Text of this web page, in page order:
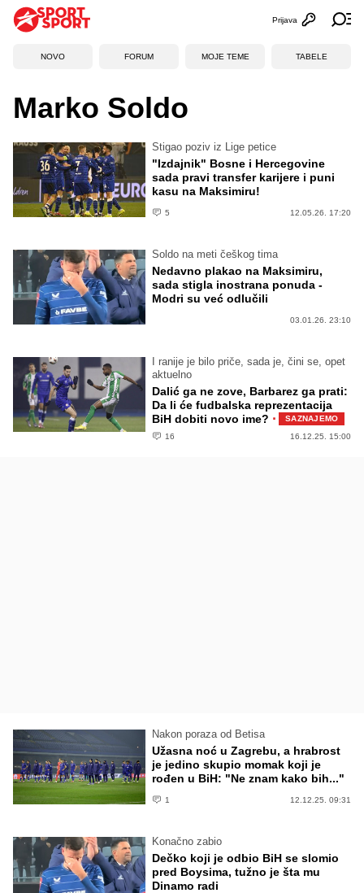
Otvori
Prijava
NOVO FORUM MOJE TEME TABELE
Marko Soldo
Stigao poziv iz Lige petice
"Izdajnik" Bosne i Hercegovine
sada pravi transfer karijere i puni
kasu na Maksimiru!
5 12.05.26. 17:20
Soldo na meti češkog tima
Nedavno plakao na Maksimiru,
sada stigla inostrana ponuda -
Modri su već odlučili
03.01.26. 23:10
I ranije je bilo priče, sada je, čini se, opet
aktuelno
Dalić ga ne zove, Barbarez ga prati:
Da li će fudbalska reprezentacija
BiH dobiti novo ime? ·
SAZNAJEMO
16
16.12.25. 15:00
Nakon poraza od Betisa
Užasna noć u Zagrebu, a hrabrost
je jedino skupio momak koji je
rođen u BiH: "Ne znam kako bih..."
1 12.12.25. 09:31
Konačno zabio
Dečko koji je odbio BiH se slomio
pred Boysima, tužno je šta mu
Dinamo radi